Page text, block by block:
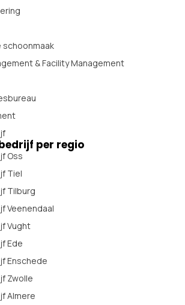
& Facility Management
per regio
Oss
Tiel
Tilburg
Veenendaal
Vught
Ede
Enschede
Zwolle
Almere